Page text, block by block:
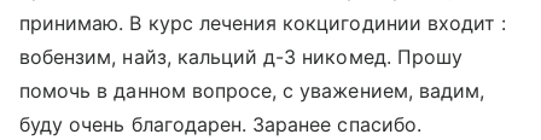
принимаю. В курс лечения кокцигодинии входит :
вобензим, найз, кальций д-3 никомед. Прошу
помочь в данном вопросе, с уважением, вадим,
буду очень благодарен. Заранее спасибо.